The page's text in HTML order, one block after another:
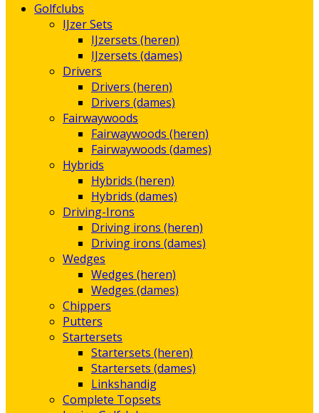
Golfclubs
IJzer Sets
IJzersets (heren)
IJzersets (dames)
Drivers
Drivers (heren)
Drivers (dames)
Fairwaywoods
Fairwaywoods (heren)
Fairwaywoods (dames)
Hybrids
Hybrids (heren)
Hybrids (dames)
Driving-Irons
Driving irons (heren)
Driving irons (dames)
Wedges
Wedges (heren)
Wedges (dames)
Chippers
Putters
Startersets
Startersets (heren)
Startersets (dames)
Linkshandig
Complete Topsets